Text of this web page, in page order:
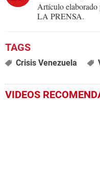
Artículo
LA PRENSA.
Crisis Venezuela
VIDEOS